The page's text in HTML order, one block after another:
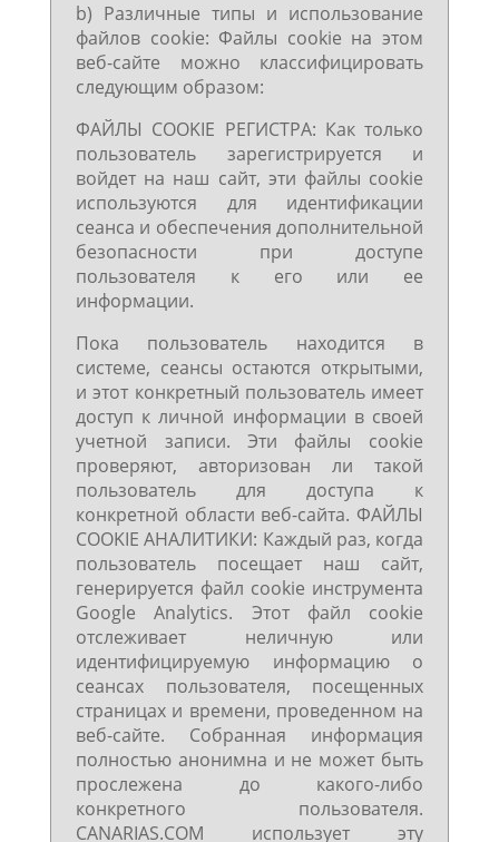
b) Различные типы и использование
файлов cookie: Файлы cookie на этом
веб-сайте можно классифицировать
следующим образом:
ФАЙЛЫ COOKIE РЕГИСТРА: Как только
пользователь зарегистрируется и
войдет на наш сайт, эти файлы cookie
используются для идентификации
сеанса и обеспечения дополнительной
безопасности при доступе
пользователя к его или ее
информации.
Пока пользователь находится в
системе, сеансы остаются открытыми,
и этот конкретный пользователь имеет
доступ к личной информации в своей
учетной записи. Эти файлы cookie
проверяют, авторизован ли такой
пользователь для доступа к
конкретной области веб-сайта. ФАЙЛЫ
COOKIE АНАЛИТИКИ: Каждый раз, когда
пользователь посещает наш сайт,
генерируется файл cookie инструмента
Google Analytics. Этот файл cookie
отслеживает неличную или
идентифицируемую информацию о
сеансах пользователя, посещенных
страницах и времени, проведенном на
веб-сайте. Собранная информация
полностью анонимна и не может быть
прослежена до какого-либо
конкретного пользователя.
CANARIAS.COM использует эту